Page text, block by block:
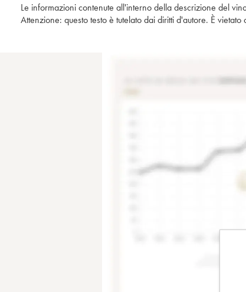
Le informazioni contenute all'interno della descrizione del
Attenzione: questo testo è tutelato dai diritti d'autore. È